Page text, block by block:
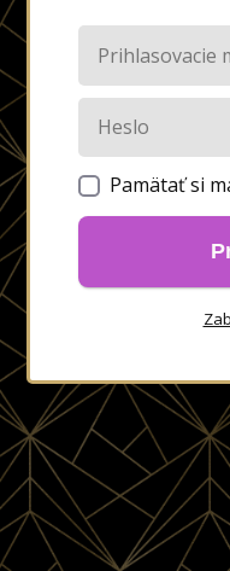
Pamätať si